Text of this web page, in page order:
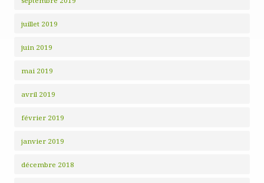
juillet 2019
juin 2019
mai 2019
avril 2019
février 2019
janvier 2019
décembre 2018